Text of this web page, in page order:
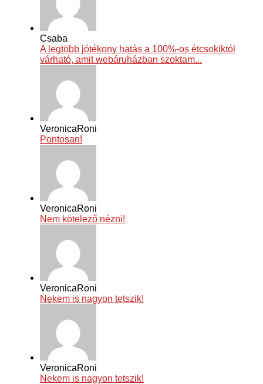
Csaba
A legtöbb jótékony hatás a 100%-os étcsokiktól
várható, amit webáruházban szoktam...
VeronicaRoni
Pontosan!
VeronicaRoni
Nem kötelező nézni!
VeronicaRoni
Nekem is nagyon tetszik!
VeronicaRoni
Nekem is nagyon tetszik!